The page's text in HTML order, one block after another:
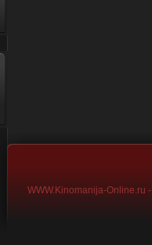
WWW.Kinomanija-Online.ru -